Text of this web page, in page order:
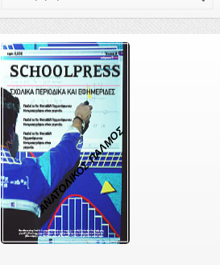
ΑΝΑΤΟΛΙΚΟΣ ΠΑΛΜΟΣ